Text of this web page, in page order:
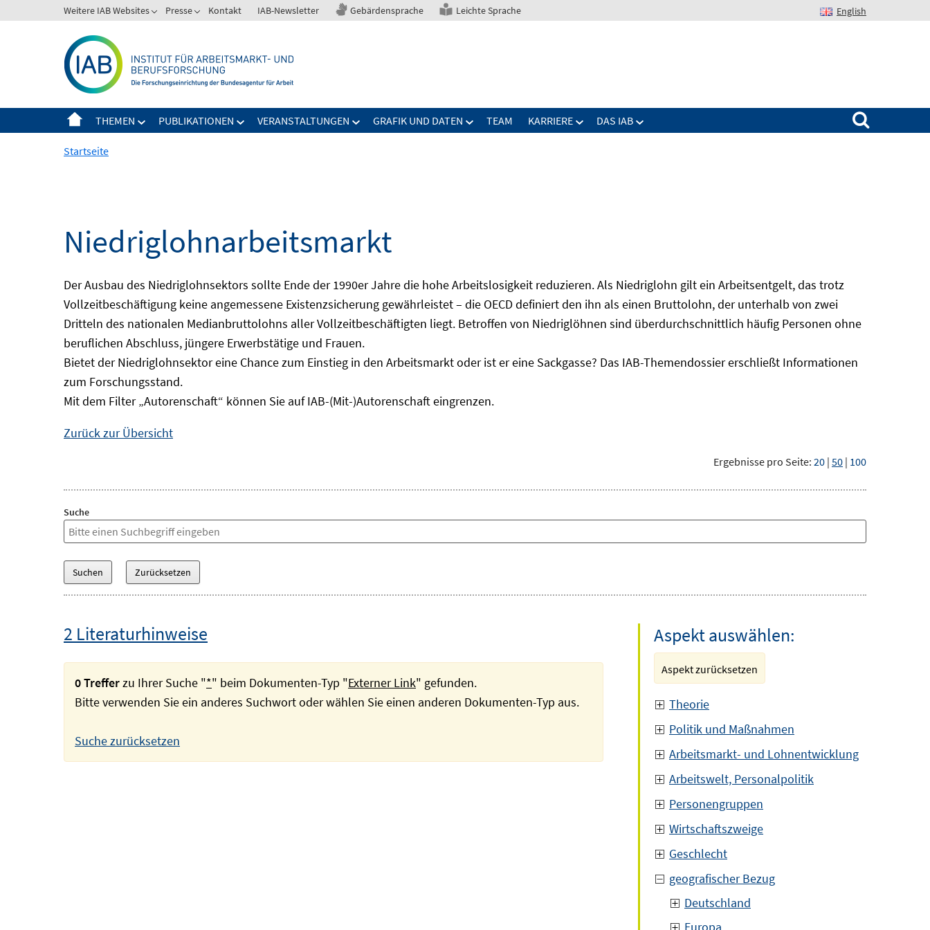
zum
Weitere IAB Websites Presse Kontakt IAB-Newsletter Gebärdensprache Leichte Sprache English
THEMEN PUBLIKATIONEN VERANSTALTUNGEN GRAFIK UND DATEN TEAM KARRIERE DAS IAB
Suchen nach:
Startseite
Niedriglohnarbeitsmarkt
Der Ausbau des Niedriglohnsektors sollte Ende der 1990er Jahre die hohe Arbeitslosigkeit reduzieren. Als Niedriglohn gilt ein Arbeitsentgelt, das trotz
Vollzeitbeschäftigung keine angemessene Existenzsicherung gewährleistet – die OECD definiert den ihn als einen Bruttolohn, der unterhalb von zwei
Dritteln des nationalen Medianbruttolohns aller Vollzeitbeschäftigten liegt. Betroffen von Niedriglöhnen sind überdurchschnittlich häufig Personen ohne
beruflichen Abschluss, jüngere Erwerbstätige und Frauen.
Bietet der Niedriglohnsektor eine Chance zum Einstieg in den Arbeitsmarkt oder ist er eine Sackgasse? Das IAB-Themendossier erschließt Informationen
zum Forschungsstand.
Mit dem Filter „Autorenschaft“ können Sie auf IAB-(Mit-)Autorenschaft eingrenzen.
Zurück zur Übersicht
Ergebnisse pro Seite: 20 | 50 | 100
Suche
2 Literaturhinweise
0 Trefferzu Ihrer Suche "*" beim Dokumenten-Typ "Externer Link" gefunden.
Bitte verwenden Sie ein anderes Suchwort oder wählen Sie einen anderen Dokumenten-Typ aus.
Suche zurücksetzen
Aspekt auswählen:
Aspekt zurücksetzen
Theorie
Politik und Maßnahmen
Arbeitsmarkt- und Lohnentwicklung
Arbeitswelt, Personalpolitik
Personengruppen
Wirtschaftszweige
Geschlecht
geografischer Bezug
Deutschland